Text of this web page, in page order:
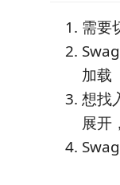
需要
加载
想找
展开